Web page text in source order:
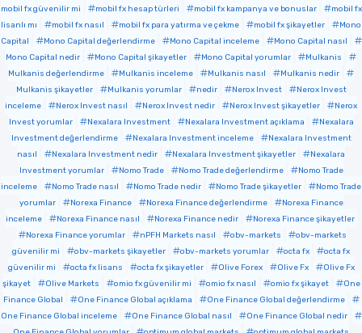
mobil fx güvenilir mi
mobil fx hesap türleri mobil fx kampanya ve bonuslar
mobil fx
lisanlı mı
mobil fx nasıl mobil fx para yatırma ve çekme mobil fx şikayetler
Mono
Capital
Mono Capital değerlendirme Mono Capital inceleme
Mono Capital nasıl
Mono Capital nedir
Mono Capital şikayetler Mono Capital yorumlar
Mulkanis
Mulkanis değerlendirme
Mulkanis inceleme Mulkanis nasıl
Mulkanis nedir
Mulkanis şikayetler
Mulkanis yorumlar nedir Nerox Invest
Nerox Invest
inceleme
Nerox Invest nasıl Nerox Invest nedir Nerox Invest şikayetler
Nerox
Invest yorumlar
Nexalara Investment Nexalara Investment açıklama
Nexalara
Investment değerlendirme
Nexalara Investment inceleme
Nexalara Investment
nasıl
Nexalara Investment nedir Nexalara Investment şikayetler
Nexalara
Investment yorumlar
Nomo Trade Nomo Trade değerlendirme
Nomo Trade
inceleme
Nomo Trade nasıl Nomo Trade nedir Nomo Trade şikayetler
Nomo Trade
yorumlar
Norexa Finance Norexa Finance değerlendirme
Norexa Finance
inceleme
Norexa Finance nasıl Norexa Finance nedir
Norexa Finance şikayetler
Norexa Finance yorumlar
nPFH Markets nasıl obv-markets
obv-markets
güvenilir mi
obv-markets şikayetler obv-markets yorumlar octa fx
octa fx
güvenilir mi
octa fx lisans octa fx şikayetler Olive Forex Olive Fx
Olive Fx
şikayet
Olive Markets omio fx güvenilir mi omio fx nasıl omio fx şikayet
One
Finance Global
One Finance Global açıklama
One Finance Global değerlendirme
One Finance Global inceleme
One Finance Global nasıl
One Finance Global nedir